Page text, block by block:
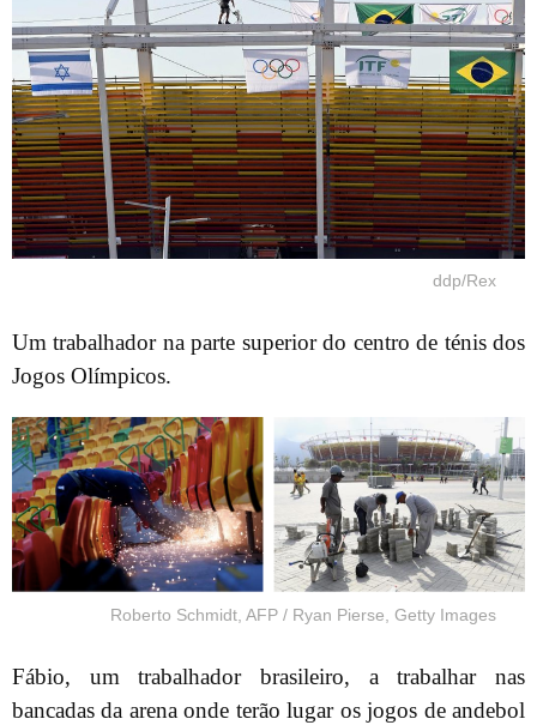
ddp/Rex
Um trabalhador na parte superior do centro de ténis dos
Jogos Olímpicos.
Roberto Schmidt, AFP / Ryan Pierse, Getty Images
Fábio, um trabalhador brasileiro, a trabalhar nas
bancadas da arena onde terão lugar os jogos de andebol